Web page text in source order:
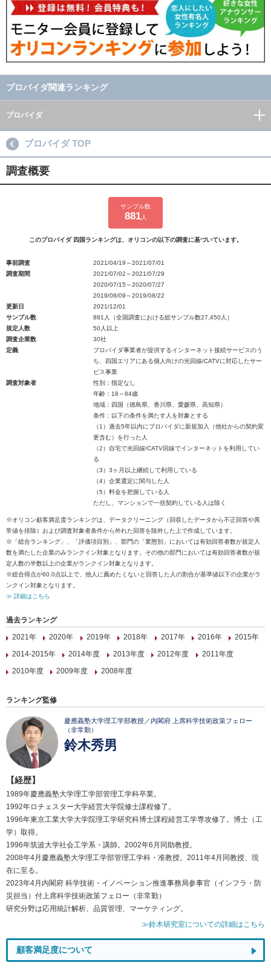
プロバイダ関連ランキング
プロバイダ
プロバイダ TOP
調査概要
サンプル数
881人
このプロバイダ 四国ランキングは、オリコンの以下の調査に基づいています。
事前調査
2021/04/19～2021/07/01
調査期間
2021/07/02～2021/07/29
2020/07/15～2020/07/27
2019/08/09～2019/08/22
更新日
2021/12/01
サンプル数
881人（全国調査における総サンプル数27,450人）
規定人数
50人以上
調査企業数
30社
定義
プロバイダ事業者が提供するインターネット接続サービスのう
ち、四国エリアにある個人向けの光回線/CATVに対応したサー
ビス事業
調査対象者
性別：指定なし
年齢：18～84歳
地域：四国（徳島県、香川県、愛媛県、高知県）
条件：以下の条件を満たす人を対象とする
（1）過去5年以内にプロバイダに新規加入（他社からの契約変
更含む）を行った人
（2）自宅で光回線/CATV回線でインターネットを利用してい
る
（3）3ヶ月以上継続して利用している
（4）企業選定に関与した人
（5）料金を把握している人
ただし、マンションで一括契約している人は除く
※オリコン顧客満足度ランキングは、データクリーニング（回収したデータから不正回答や異
常値を排除）および調査対象者条件から外れた回答を除外した上で作成しています。
※「総合ランキング」、「評価項目別」、部門の「業態別」においては有効回答者数が規定人
数を満たした企業のみランクイン対象となります。その他の部門においては有効回答者数が規
定人数の半数以上の企業がランクイン対象となります。
※総合得点が60.0点以上で、他人に薦めたくないと回答した人の割合が基準値以下の企業がラ
ンクイン対象となります。
≫ 詳細はこちら
過去ランキング
2021年
2020年 2019年 2018年 2017年 2016年
2015年
2014-2015年
2014年度 2013年度 2012年度
2011年度
2010年度
2009年度 2008年度
ランキング監修
慶應義塾大学理工学部教授／内閣府 上席科学技術政策フェロー
（非常勤）
鈴木秀男
【経歴】
1989年慶應義塾大学理工学部管理工学科卒業。
1992年ロチェスター大学経営大学院修士課程修了。
1996年東京工業大学大学院理工学研究科博士課程経営工学専攻修了。博士（工
学）取得。
1996年筑波大学社会工学系・講師。2002年6月同助教授。
2008年4月慶應義塾大学理工学部管理工学科・准教授。2011年4月同教授、現
在に至る。
2023年4月内閣府 科学技術・イノベーション推進事務局参事官（インフラ・防
災担当）付上席科学技術政策フェロー（非常勤）
研究分野は応用統計解析、品質管理、マーケティング。
≫鈴木研究室についての詳細はこちら
顧客満足度について